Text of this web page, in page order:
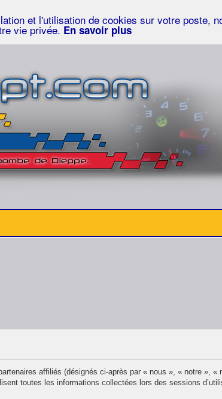
et l'utilisation de cookies sur votre poste,
vie privée. En savoir plus
affiliés (désignés ci-après par « nous », « notre »,
toutes les informations collectées lors des sessions